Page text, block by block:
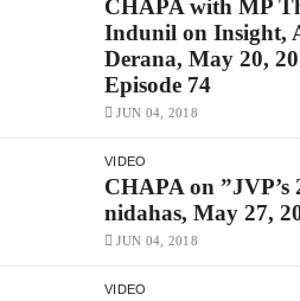
CHAPA with MP
Indunil on Insight,
Derana, May 20,
Episode 74
JUN 04, 2018
VIDEO
CHAPA on ”JVP’s
nidahas, May 27,
JUN 04, 2018
VIDEO